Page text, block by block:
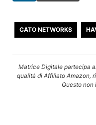
CATO NETWORKS
Matrice Digitale partecipa
qualità di Affiliato Amazon,
Questo non